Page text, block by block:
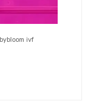
ivf